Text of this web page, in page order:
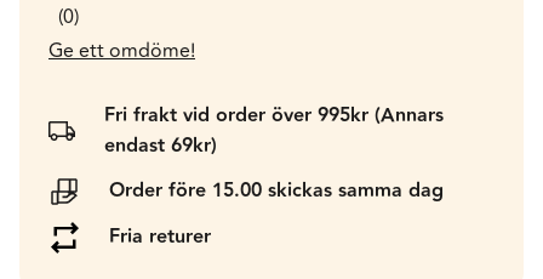
0
Ge ett omdöme!
Fri frakt vid order över 995kr (Annars
endast 69kr)
Order före 15.00 skickas samma dag
Fria returer